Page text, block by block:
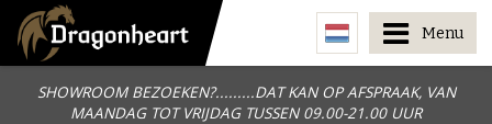
SHOWROOM BEZOEKEN?.........DAT KAN OP AFSPRAAK, VAN
MAANDAG TOT VRIJDAG TUSSEN 09.00-21.00 UUR
Menu